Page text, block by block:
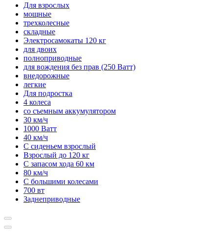
Для взрослых
мощные
трехколесные
складные
Электросамокаты 120 кг
для двоих
полноприводные
для вождения без прав (250 Ватт)
внедорожные
легкие
Для подростка
4 колеса
со съемным аккумулятором
30 км/ч
1000 Ватт
40 км/ч
С сиденьем взрослый
Взрослый до 120 кг
С запасом хода 60 км
80 км/ч
С большими колесами
700 вт
Заднеприводные